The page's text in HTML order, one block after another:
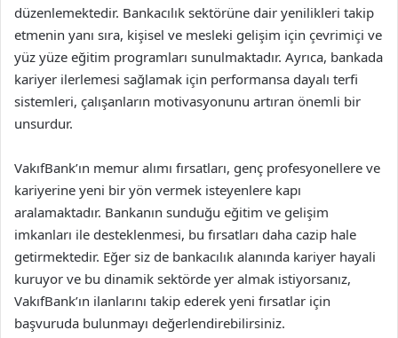
düzenlemektedir. Bankacılık sektörüne dair yenilikleri takip
etmenin yanı sıra, kişisel ve mesleki gelişim için çevrimiçi ve
yüz yüze eğitim programları sunulmaktadır. Ayrıca, bankada
kariyer ilerlemesi sağlamak için performansa dayalı terfi
sistemleri, çalışanların motivasyonunu artıran önemli bir
unsurdur.
VakıfBank’ın memur alımı fırsatları, genç profesyonellere ve
kariyerine yeni bir yön vermek isteyenlere kapı
aralamaktadır. Bankanın sunduğu eğitim ve gelişim
imkanları ile desteklenmesi, bu fırsatları daha cazip hale
getirmektedir. Eğer siz de bankacılık alanında kariyer hayali
kuruyor ve bu dinamik sektörde yer almak istiyorsanız,
VakıfBank’ın ilanlarını takip ederek yeni fırsatlar için
başvuruda bulunmayı değerlendirebilirsiniz.